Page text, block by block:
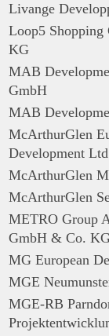
Livange
Loop5
KG
MAB
GmbH
MAB
McArthurGlen
Development
McArthurGlen
McArthurGlen
METRO Group
GmbH & Co.
MG European
MGE
MGE-RB